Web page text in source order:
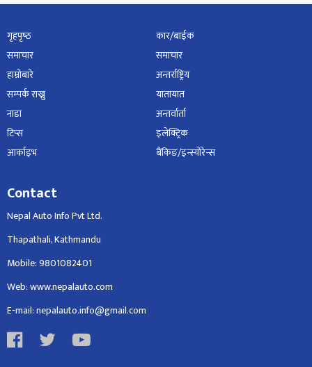
गृहपृष्‍ठ
समाचार
हाम्रोबारे
सम्पर्क राख्नु
नाडा
टिप्स
आर्काइभ
कार/बाईक
समाचार
अन्तर्राष्ट्रिय
यातायात
अन्तर्वार्ता
इलेक्ट्रिक
बैंकिङ/इन्स्योरेन्स
Contact
Nepal Auto Info Pvt Ltd.
Thapathali, Kathmandu
Mobile: 9801082401
Web: www.nepalauto.com
E-mail: nepalauto.info@gmail.com